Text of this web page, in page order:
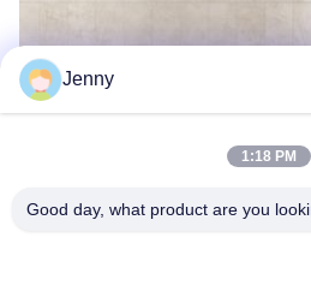
Jenny
1:18 PM
Good day, what product are you